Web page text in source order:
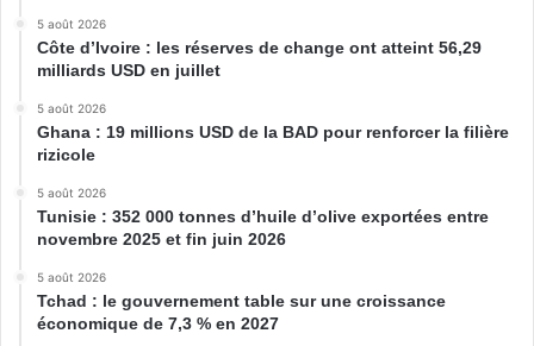
5 août 2026
Côte d’Ivoire : les réserves de change ont atteint 56,29
milliards USD en juillet
5 août 2026
Ghana : 19 millions USD de la BAD pour renforcer la filière
rizicole
5 août 2026
Tunisie : 352 000 tonnes d’huile d’olive exportées entre
novembre 2025 et fin juin 2026
5 août 2026
Tchad : le gouvernement table sur une croissance
économique de 7,3 % en 2027